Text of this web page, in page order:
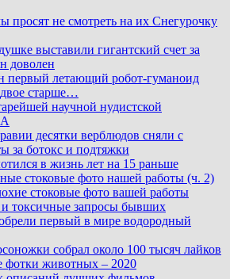
просят не смотреть на их Снегурочку
выставили гигантский счет за
доволен
первый летающий робот-гуманоид
старше…
научной нудистской
десятки верблюдов сняли с
за ботокс и подтяжки
в жизнь лет на 15 раньше
стоковые фото нашей работы (ч. 2)
стоковые фото вашей работы
токсичные запросы бывших
первый в мире водородный
собрал около 100 тысяч лайков
животных – 2020